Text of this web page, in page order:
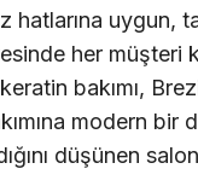
hatlarına uygun,
her müşteri
bakımı,
modern bir
düşünen